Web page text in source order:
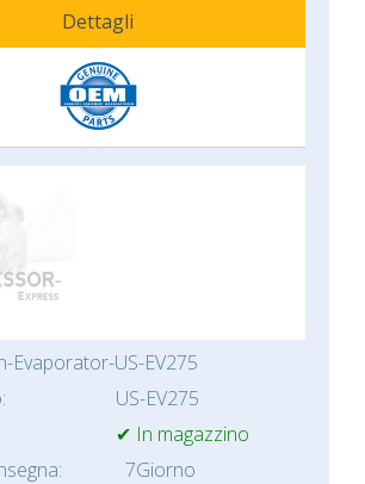
Dettagli
Evaporator-US-EV275
US-EV275
✔ In magazzino
7Giorno